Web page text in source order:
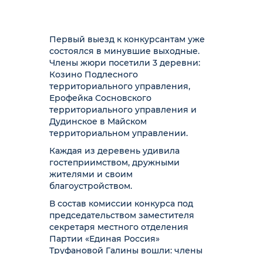
Первый выезд к конкурсантам уже
состоялся в минувшие выходные.
Члены жюри посетили 3 деревни:
Козино Подлесного
территориального управления,
Ерофейка Сосновского
территориального управления и
Дудинское в Майском
территориальном управлении.
Каждая из деревень удивила
гостеприимством, дружными
жителями и своим
благоустройством.
В состав комиссии конкурса под
председательством заместителя
секретаря местного отделения
Партии «Единая Россия»
Труфановой Галины вошли: члены